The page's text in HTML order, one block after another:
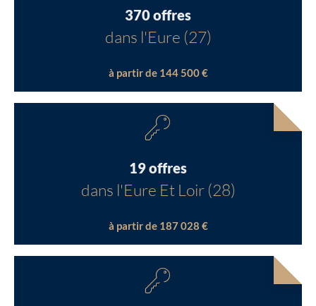
370 offres
dans l'Eure (27)
à partir de 144 500 €
19 offres
dans l'Eure Et Loir (28)
à partir de 187 028 €